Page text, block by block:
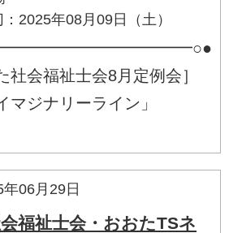
2025年08月09日（土）
社会福祉士会8月定例会］
マジナリーライン」
06月29日
会福祉士会・おおたTSネ